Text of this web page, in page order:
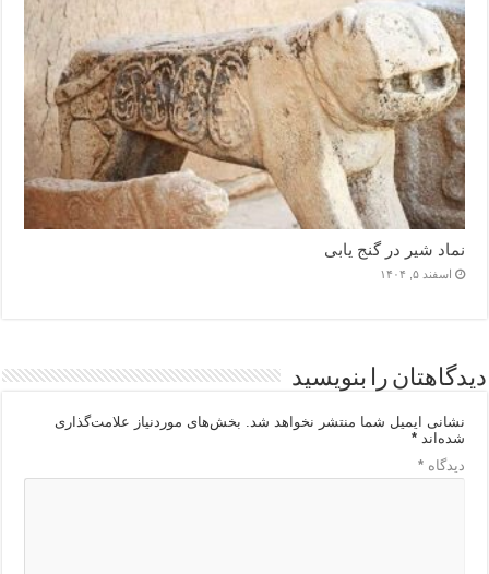
نماد شیر در گنج یابی
اسفند ۵, ۱۴۰۴
دیدگاهتان را بنویسید
نشانی ایمیل شما منتشر نخواهد شد.
بخش‌های موردنیاز علامت‌گذاری
شده‌اند*
دیدگاه*